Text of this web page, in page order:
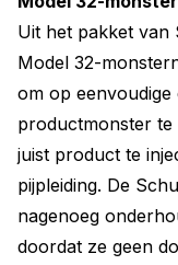
Uit het pakket van
Model 32-
om op eenvoudige
productmonster
juist product te
pijpleiding. De
nagenoeg
doordat ze geen